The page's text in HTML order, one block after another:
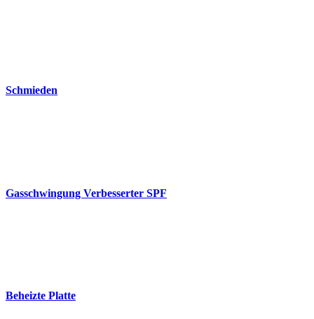
Schmieden
Gasschwingung Verbesserter SPF
Beheizte Platte